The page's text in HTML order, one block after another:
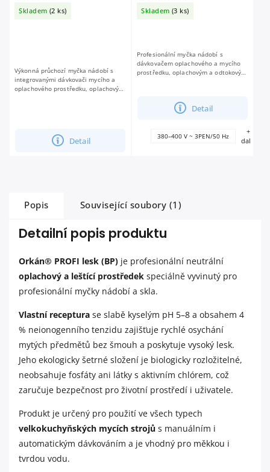
Skladem (2 ks)
Detail
Výkonná průchozí myčka nádobí s
integrovanými dávkovači mycího a
oplachového prostředku, oplachovým
Skladem (3 ks)
Detail
Profesionální myčka nádobí s
dávkovačem oplachového a mycího
prostředku, oplachovým a odtokovým
380–400 V ~ 3PEN/50 Hz
+
další
Popis Související soubory (1)
Detailní popis produktu
Orkán® PROFI lesk (BP) je profesionální neutrální
oplachový a leštící prostředek speciálně vyvinutý pro
profesionální myčky nádobí a skla.
Vlastní receptura se slabě kyselým pH 5–8 a obsahem 4
% neionogenního tenzidu zajišťuje rychlé osychání
mytých předmětů bez šmouh a poskytuje vysoký lesk.
Jeho ekologicky šetrné složení je biologicky rozložitelné,
neobsahuje fosfáty ani látky s aktivním chlórem, což
zaručuje bezpečnost pro životní prostředí i uživatele.
Produkt je určený pro použití ve všech typech
velkokuchyňských mycích strojů s manuálním i
automatickým dávkováním a je vhodný pro měkkou i
tvrdou vodu.